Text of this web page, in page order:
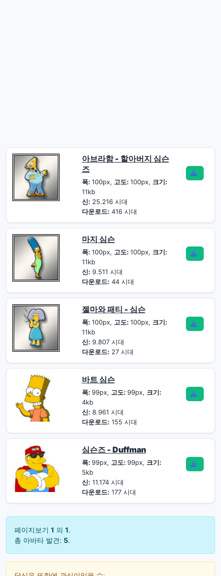
아브라함 - 할아버지 심슨
즈
폭: 100px, 고도: 100px, 크기:
11kb
신: 25.216 시대
다운로드: 416 시대
마지 심슨
폭: 100px, 고도: 100px, 크기:
11kb
신: 9.511 시대
다운로드: 44 시대
젤마와 패티 - 심슨
폭: 100px, 고도: 100px, 크기:
11kb
신: 9.807 시대
다운로드: 27 시대
바트 심슨
폭: 99px, 고도: 99px, 크기:
4kb
신: 8.961 시대
다운로드: 155 시대
심슨즈 - Duffman
폭: 99px, 고도: 99px, 크기:
5kb
신: 11.174 시대
다운로드: 177 시대
페이지보기 1 의 1.
총 아바타 발견: 5.